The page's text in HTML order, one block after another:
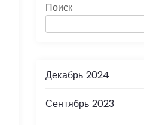
Поиск
Декабрь 2024
Сентябрь 2023